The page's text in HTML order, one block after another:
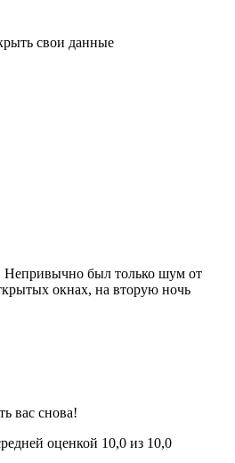
свои данные
Непривычно был только шум от
окнах, на вторую ночь
вас снова!
оценкой 10,0 из 10,0